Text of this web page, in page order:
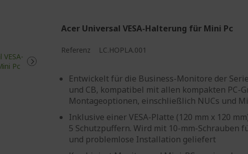
Acer Universal VESA-Halterung für Mini Pc
Referenz LC.HOPLA.001
Entwickelt für die Business-Monitore der
und CB, kompatibel mit allen kompakten PC-
Montageoptionen, einschließlich NUCs und
Inklusive einer VESA-Platte (120 mm x 120
5 Schutzpuffern. Wird mit 10-mm-Schrauben
und problemlose Installation geliefert